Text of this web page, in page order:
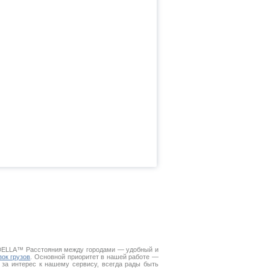
Расстояния между городами — удобный и
грузов . Основной приоритет в нашей работе —
интерес к нашему сервису, всегда рады быть